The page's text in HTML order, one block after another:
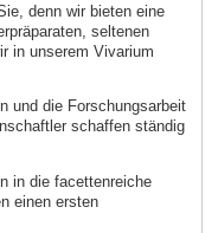
denn wir bieten eine
seltenen
in unserem Vivarium
und die Forschungsarbeit
schaffen ständig
in die facettenreiche
einen ersten